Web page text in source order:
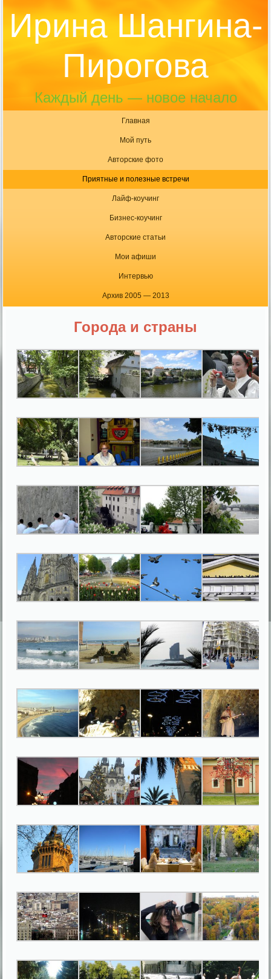
Ирина Шангина-
Пирогова
Каждый день — новое начало
Главная
Мой путь
Авторские фото
Приятные и полезные встречи
Лайф-коучинг
Бизнес-коучинг
Авторские статьи
Мои афиши
Интервью
Архив 2005 — 2013
Города и страны